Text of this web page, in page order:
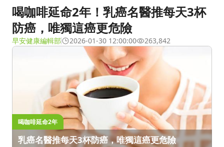
喝咖啡延命2年！乳癌名醫推每天3杯
防癌，唯獨這癌更危險
早安健康編輯部 2026-01-30 12:00:00 263,842
喝咖啡延命2年
乳癌名醫推每天3杯防癌，唯獨這癌更危險